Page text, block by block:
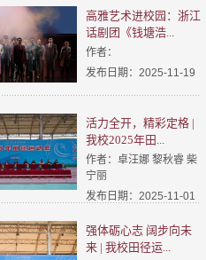
高雅艺术进校园：浙江
话剧团《钱塘浩...
作者：
发布日期：2025-11-19
活力全开，精彩定格 |
我校2025年田...
作者：卓汪娜 黎秋睿 柴
宁丽
发布日期：2025-11-01
强体砺心志 阔步向未
来 | 我校田径运...